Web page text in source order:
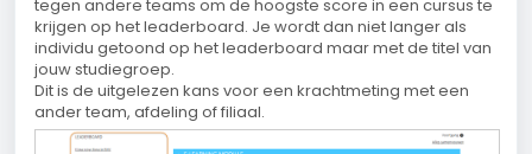
tegen andere teams om de hoogste score in een cursus te
krijgen op het leaderboard. Je wordt dan niet langer als
individu getoond op het leaderboard maar met de titel van
jouw studiegroep.
Dit is de uitgelezen kans voor een krachtmeting met een
ander team, afdeling of filiaal.